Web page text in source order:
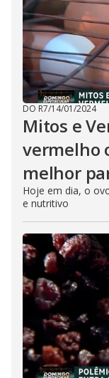
DO R7/14/01/2024
Mitos e
vermelho
melhor
Hoje em dia, o
e nutritivo